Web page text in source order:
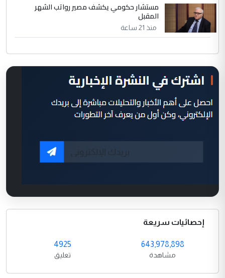
مستشار حكومي يكشف مصير رواتب الشهر
المقبل
منذ 21 ساعة
إحصائيات سريعة
643,978,898
مشاهدة
4925
تعليق